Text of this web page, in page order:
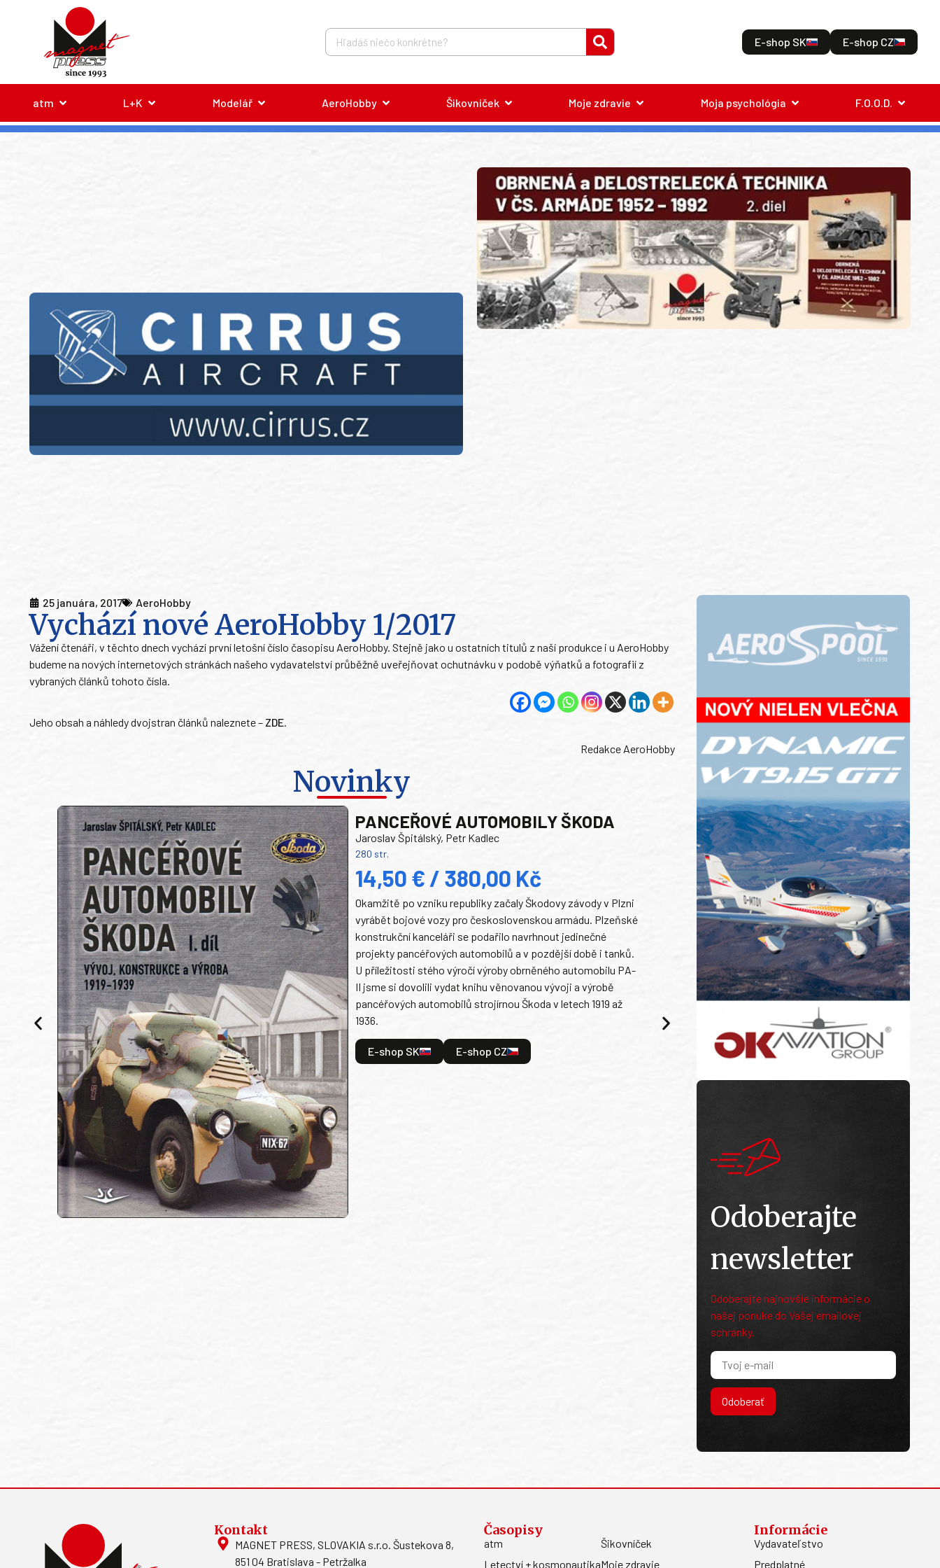
E-shop SK E-shop CZ
atm L+K Modelář AeroHobby Šikovníček Moje zdravie Moja psychológia F.O.O.D.
25 januára, 2017 AeroHobby
Vychází nové AeroHobby 1/2017
Vážení čtenáři, v těchto dnech vychází první letošní číslo časopisu AeroHobby. Stejně jako u ostatních titulů z naší produkce i u AeroHobby
budeme na nových internetových stránkách našeho vydavatelství průběžně uveřejňovat ochutnávku v podobě výňatků a fotografií z
vybraných článků tohoto čísla.
Jeho obsah a náhledy dvojstran článků naleznete – ZDE.
Redakce AeroHobby
Novinky
PANCEŘOVÉ AUTOMOBILY ŠKODA
Jaroslav Špitálský, Petr Kadlec
280 str.
14,50 € / 380,00 Kč
Okamžitě po vzniku republiky začaly Škodovy závody v Plzni
vyrábět bojové vozy pro československou armádu. Plzeňské
konstrukční kanceláři se podařilo navrhnout jedinečné
projekty pancéřových automobilů a v pozdější době i tanků.
U příležitosti stého výročí výroby obrněného automobilu PA-
II jsme si dovolili vydat knihu věnovanou vývoji a výrobě
pancéřových automobilů strojírnou Škoda v letech 1919 až
1936.
E-shop SK E-shop CZ
Odoberajte
newsletter
Odoberajte najnovšie informácie o
našej ponuke do Vašej emailovej
schránky.
Odoberať
Kontakt
MAGNET PRESS, SLOVAKIA s.r.o. Šustekova 8,
851 04 Bratislava - Petržalka
Časopisy
atm
Letectví + kosmonautika
Šikovníček
Moje zdravie
Informácie
Vydavateľstvo
Predplatné